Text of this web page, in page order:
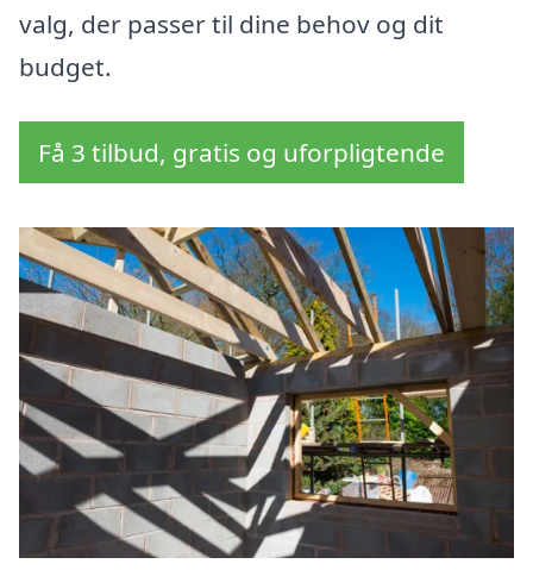
valg, der passer til dine behov og dit
budget.
Få 3 tilbud, gratis og uforpligtende